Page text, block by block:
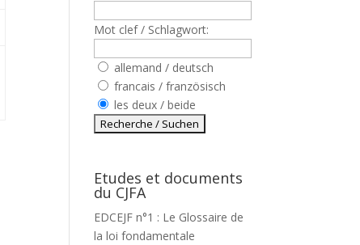
Mot clef / Schlagwort:
allemand / deutsch
francais / französisch
les deux / beide
Etudes et documents
du CJFA
EDCEJF n°1 : Le Glossaire de
la loi fondamentale